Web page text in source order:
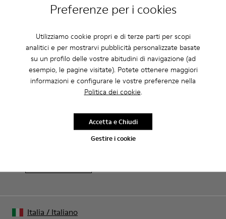
Preferenze per i cookies
Utilizziamo cookie propri e di terze parti per scopi
analitici e per mostrarvi pubblicità personalizzate basate
su un profilo delle vostre abitudini di navigazione (ad
esempio, le pagine visitate). Potete ottenere maggiori
informazioni e configurare le vostre preferenze nella
Politica dei cookie.
Gestire i cookie
Accetta e Chiudi
Cura Del Prodotto
Le nostre scarpe sono realizzate con materiali di pregio
accuratamente selezionati. L’uso dei giusti prodotti per la cura
delle scarpe le protegge e fa sì che durino più a lungo.
di scarpe, consulta laGuida alla cura delle scarpe
Family & Friends: Ottieni 50% di
Proprio così. Entrando a far parte della nostra community godrai
di vantaggi esclusivi come sconti, accesso in anteprima, inviti a
Italia / Italiano